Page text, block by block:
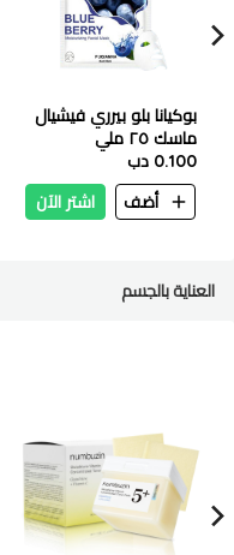
بوكيانا بلو بيرري فيشيال
ماسك ٢٥ ملي
0.100 دب
أضف
اشتر الآن
العناية بالجسم